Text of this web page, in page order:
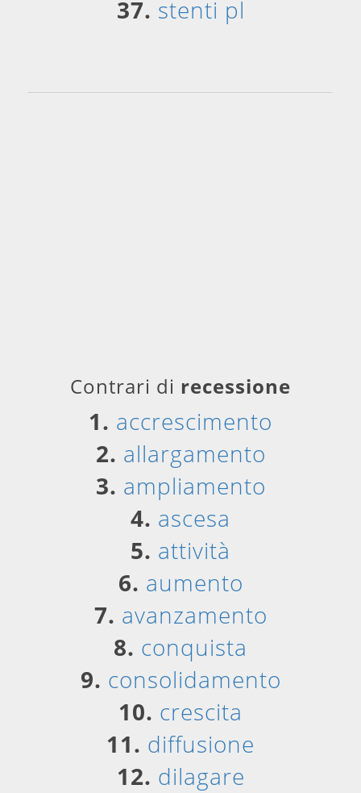
37. stenti pl
Contrari di recessione
1. accrescimento
2. allargamento
3. ampliamento
4. ascesa
5. attività
6. aumento
7. avanzamento
8. conquista
9. consolidamento
10. crescita
11. diffusione
12. dilagare